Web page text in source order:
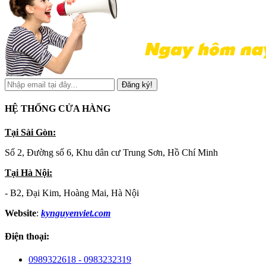
Đăng ký!
HỆ THỐNG CỬA HÀNG
Tại Sài Gòn:
Số 2, Đường số 6, Khu dân cư Trung Sơn, Hồ Chí Minh
Tại Hà Nội:
- B2, Đại Kim, Hoàng Mai, Hà Nội
Website: kynguyenviet.com
Điện thoại:
0989322618 - 0983232319